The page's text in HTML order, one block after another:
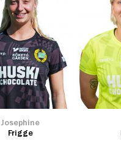
Josephine
Frigge